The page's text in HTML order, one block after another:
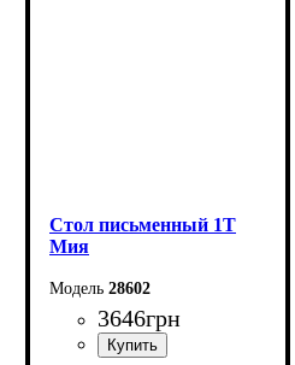
Стол письменный 1Т
Мия
28602
3646грн